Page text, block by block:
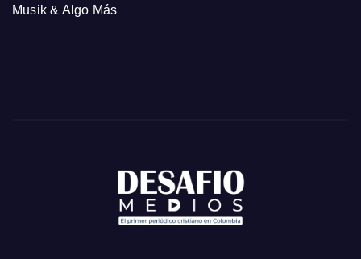
Musik & Algo Más